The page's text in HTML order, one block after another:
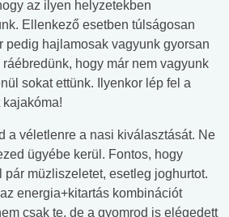
az ilyen helyzetekben
Ellenkező esetben túlságosan
pedig hajlamosak vagyunk gyorsan
hogy már nem vagyunk
sokat ettünk. Ilyenkor lép fel a
a véletlenre a nasi kiválasztását. Ne
ügyébe kerül. Fontos, hogy
pár müzliszeletet, esetleg joghurtot.
energia+kitartás kombinációt
csak te, de a gyomrod is elégedett